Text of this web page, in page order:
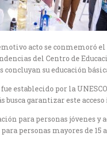
acto se conmemoró
del Centro de
concluyan su educación
establecido por la
busca garantizar este
para personas jóvenes
para personas mayores de